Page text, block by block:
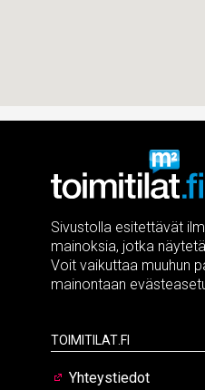
Sivustolla esitettävät
mainoksia, jotka
Voit vaikuttaa muuhun
mainontaan
Toimitilat.fi
Yhteystiedot